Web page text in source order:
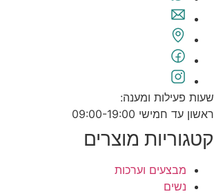
שעות פעילות ומענה:
ראשון עד חמישי 09:00-19:00
קטגוריות מוצרים
מבצעים וערכות
נשים